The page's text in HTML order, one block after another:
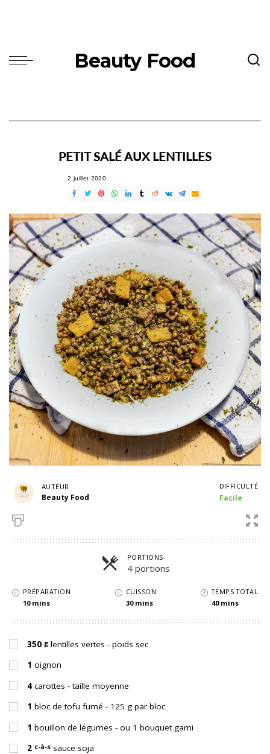
Beauty Food
PETIT SALÉ AUX LENTILLES
2 juillet 2020
AUTEUR
Beauty Food
DIFFICULTÉ
Facile
PORTIONS
4 portions
PRÉPARATION
10 mins
CUISSON
30 mins
TEMPS TOTAL
40 mins
350 g lentilles vertes - poids sec
1 oignon
4 carottes - taille moyenne
1 bloc de tofu fumé - 125 g par bloc
1 bouillon de légumes - ou 1 bouquet garni
2 c-à-s sauce soja